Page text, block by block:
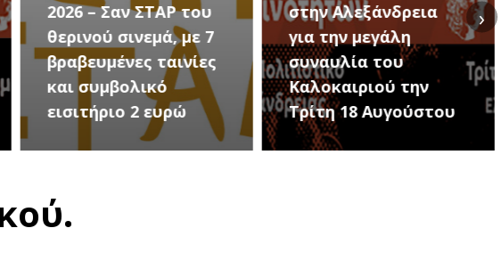
στην Αλεξάνδρεια
για την μεγάλη
συναυλία του
Καλοκαιριού την
Τρίτη 18 Αυγούστου
Καλλιτεχνικές
Εκδηλώσεις Νέου
Προδρόμου Ημαθίας
(Μεταμόρφωση του
Σωτήρος)
›